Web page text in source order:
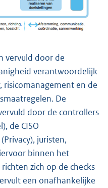
vervuld door de
verantwoordelijk
en de
De
door de controllers
de CISO
juristen,
binnen het
zich op de checks
een onafhankelijke